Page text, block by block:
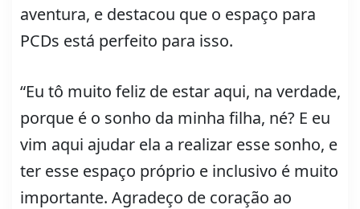
aventura, e destacou que o espaço para
PCDs está perfeito para isso.
“Eu tô muito feliz de estar aqui, na verdade,
porque é o sonho da minha filha, né? E eu
vim aqui ajudar ela a realizar esse sonho, e
ter esse espaço próprio e inclusivo é muito
importante. Agradeço de coração ao